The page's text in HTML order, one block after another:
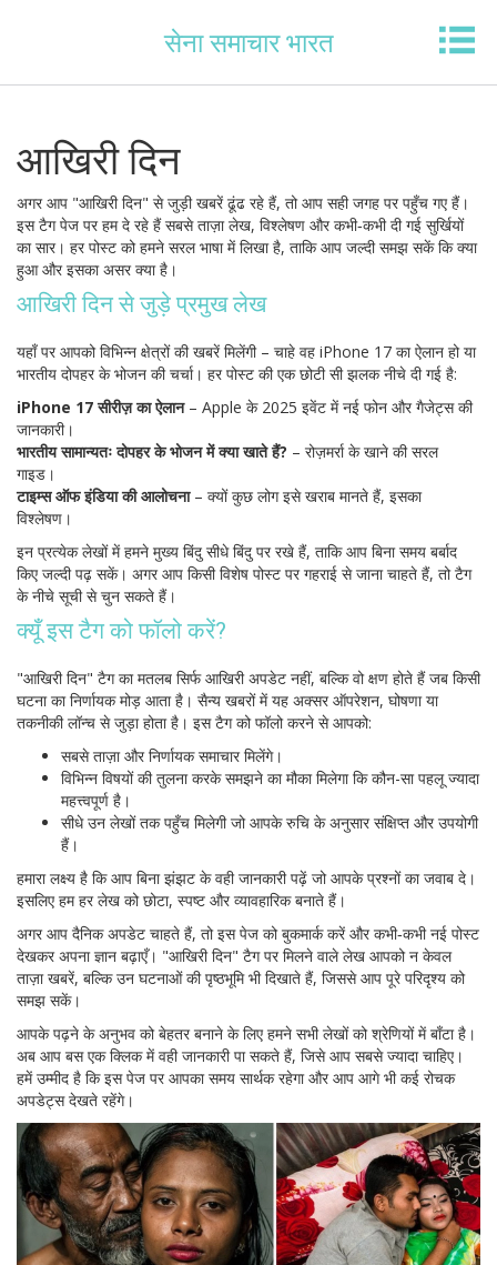
सेना समाचार भारत
आखिरी दिन
अगर आप "आखिरी दिन" से जुड़ी खबरें ढूंढ रहे हैं, तो आप सही जगह पर पहुँच गए हैं।
इस टैग पेज पर हम दे रहे हैं सबसे ताज़ा लेख, विश्लेषण और कभी‑कभी दी गई सुर्खियों
का सार। हर पोस्ट को हमने सरल भाषा में लिखा है, ताकि आप जल्दी समझ सकें कि क्या
हुआ और इसका असर क्या है।
आखिरी दिन से जुड़े प्रमुख लेख
यहाँ पर आपको विभिन्न क्षेत्रों की खबरें मिलेंगी – चाहे वह iPhone 17 का ऐलान हो या
भारतीय दोपहर के भोजन की चर्चा। हर पोस्ट की एक छोटी सी झलक नीचे दी गई है:
iPhone 17 सीरीज़ का ऐलान– Apple के 2025 इवेंट में नई फोन और गैजेट्स की
जानकारी।
भारतीय सामान्यतः दोपहर के भोजन में क्या खाते हैं? – रोज़मर्रा के खाने की सरल
गाइड।
टाइम्स ऑफ इंडिया की आलोचना– क्यों कुछ लोग इसे खराब मानते हैं, इसका
विश्लेषण।
इन प्रत्येक लेखों में हमने मुख्य बिंदु सीधे बिंदु पर रखे हैं, ताकि आप बिना समय बर्बाद
किए जल्दी पढ़ सकें। अगर आप किसी विशेष पोस्ट पर गहराई से जाना चाहते हैं, तो टैग
के नीचे सूची से चुन सकते हैं।
क्यूँ इस टैग को फॉलो करें?
"आखिरी दिन" टैग का मतलब सिर्फ आखिरी अपडेट नहीं, बल्कि वो क्षण होते हैं जब किसी
घटना का निर्णायक मोड़ आता है। सैन्य खबरों में यह अक्सर ऑपरेशन, घोषणा या
तकनीकी लॉन्च से जुड़ा होता है। इस टैग को फॉलो करने से आपको:
सबसे ताज़ा और निर्णायक समाचार मिलेंगे।
विभिन्न विषयों की तुलना करके समझने का मौका मिलेगा कि कौन-सा पहलू ज्यादा
महत्त्वपूर्ण है।
सीधे उन लेखों तक पहुँच मिलेगी जो आपके रुचि के अनुसार संक्षिप्त और उपयोगी
हैं।
हमारा लक्ष्य है कि आप बिना झंझट के वही जानकारी पढ़ें जो आपके प्रश्नों का जवाब दे।
इसलिए हम हर लेख को छोटा, स्पष्ट और व्यावहारिक बनाते हैं।
अगर आप दैनिक अपडेट चाहते हैं, तो इस पेज को बुकमार्क करें और कभी‑कभी नई पोस्ट
देखकर अपना ज्ञान बढ़ाएँ। "आखिरी दिन" टैग पर मिलने वाले लेख आपको न केवल
ताज़ा खबरें, बल्कि उन घटनाओं की पृष्ठभूमि भी दिखाते हैं, जिससे आप पूरे परिदृश्य को
समझ सकें।
आपके पढ़ने के अनुभव को बेहतर बनाने के लिए हमने सभी लेखों को श्रेणियों में बाँटा है।
अब आप बस एक क्लिक में वही जानकारी पा सकते हैं, जिसे आप सबसे ज्यादा चाहिए।
हमें उम्मीद है कि इस पेज पर आपका समय सार्थक रहेगा और आप आगे भी कई रोचक
अपडेट्स देखते रहेंगे।